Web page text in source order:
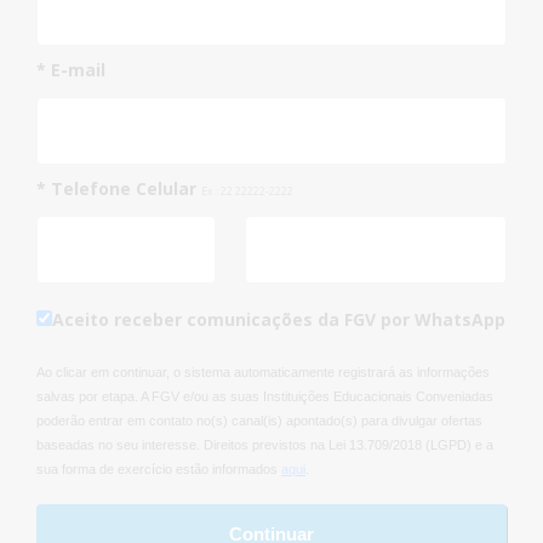
* E-mail
* Telefone Celular
Aceito receber comunicações da FGV por WhatsApp
Ao clicar em continuar, o sistema automaticamente registrará as informações
salvas por etapa. A FGV e/ou as suas Instituições Educacionais Conveniadas
poderão entrar em contato no(s) canal(is) apontado(s) para divulgar ofertas
baseadas no seu interesse. Direitos previstos na Lei 13.709/2018 (LGPD) e a
sua forma de exercício estão informados
aqui
Continuar